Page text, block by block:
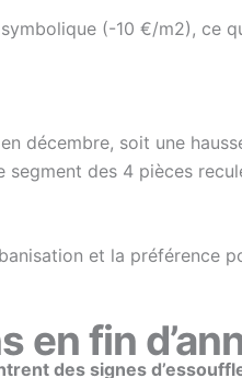
(-10 €/m2), ce
en décembre, soit une
des 4 pièces
et la préférence
en fin
des signes